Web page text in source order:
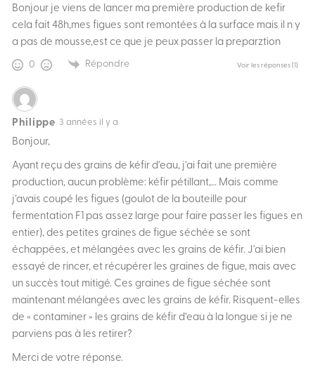
Bonjour je viens de lancer ma première production de kefir
cela fait 48h,mes figues sont remontées à la surface mais il n y
a pas de mousse,est ce que je peux passer la preparztion
0 Répondre Voir les réponses(1)
Philippe 3 années il y a
Bonjour,
Ayant reçu des grains de kéfir d’eau, j’ai fait une première
production, aucun problème: kéfir pétillant,… Mais comme
j’avais coupé les figues (goulot de la bouteille pour
fermentation F1 pas assez large pour faire passer les figues en
entier), des petites graines de figue séchée se sont
échappées, et mélangées avec les grains de kéfir. J’ai bien
essayé de rincer, et récupérer les graines de figue, mais avec
un succès tout mitigé. Ces graines de figue séchée sont
maintenant mélangées avec les grains de kéfir. Risquent-elles
de « contaminer » les grains de kéfir d’eau à la longue si je ne
parviens pas à les retirer?
Merci de votre réponse.